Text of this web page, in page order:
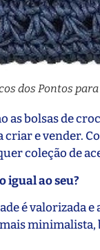
dos Pontos
as bolsas de
criar e vender.
coleção de
igual ao seu?
é valorizada